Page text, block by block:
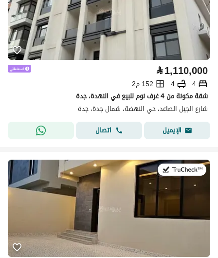
⃁1,110,000
4
4
152 م2
شقة مكونة من 4 غرف نوم للبيع في النهدة، جدة
شارع الجيل الصاعد، حي النهضة، شمال جدة، جدة
الإيميل
اتصال
في:5 أغسطس 2026